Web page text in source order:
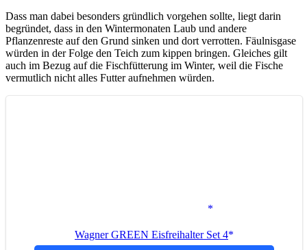
Dass man dabei besonders gründlich vorgehen sollte, liegt darin
begründet, dass in den Wintermonaten Laub und andere
Pflanzenreste auf den Grund sinken und dort verrotten. Fäulnisgase
würden in der Folge den Teich zum kippen bringen. Gleiches gilt
auch im Bezug auf die Fischfütterung im Winter, weil die Fische
vermutlich nicht alles Futter aufnehmen würden.
Wagner GREEN Eisfreihalter Set 4